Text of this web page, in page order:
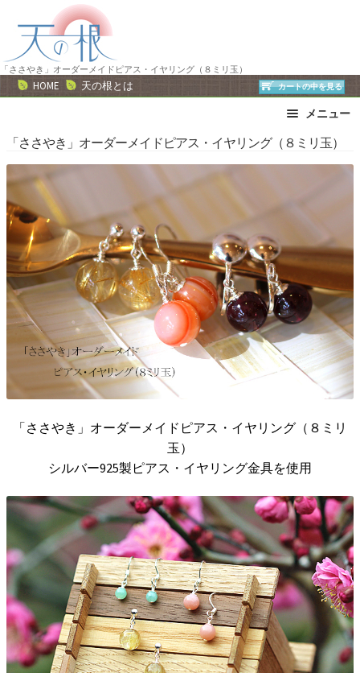
ー
ス
キ
ッ
プ
ン
ッ
プ
「ささやき」オーダーメイドピアス・イヤリング（８ミリ玉）
HOME 天の根とは カートの中を見る
メニュー
ブレスレット
ストラップ
ネックレス
ピアス・イヤリング
リング
運勢で選ぶ
誕生石で選ぶ
干支石で選ぶ
星座石で選ぶ
石の名前で選ぶ
パワーストーン一覧
「ささやき」オーダーメイドピアス・イヤリング（８ミリ玉）
「ささやき」オーダーメイドピアス・イヤリング（８ミリ
玉）
シルバー925製ピアス・イヤリング金具を使用